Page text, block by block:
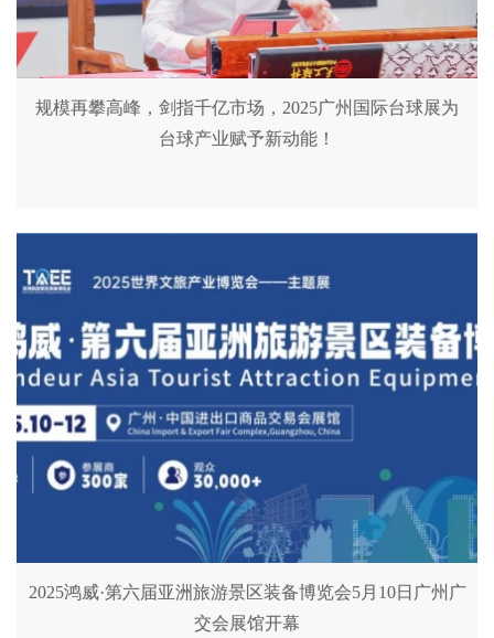
规模再攀高峰，剑指千亿市场，2025广州国际台球展为
台球产业赋予新动能！
2025鸿威·第六届亚洲旅游景区装备博览会5月10日广州广
交会展馆开幕